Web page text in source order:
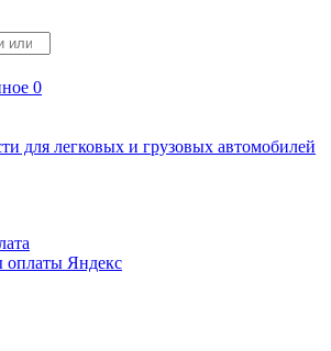
0
для легковых и грузовых автомобилей
оплаты Яндекс